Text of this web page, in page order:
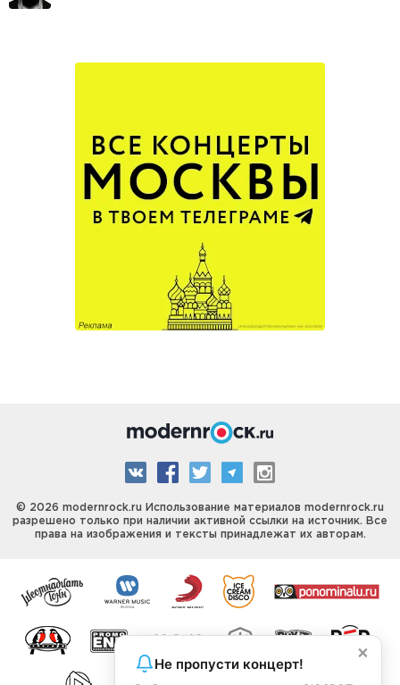
© 2026 modernrock.ru Использование материалов modernrock.ru
разрешено только при наличии активной ссылки на источник. Все
права на изображения и тексты принадлежат их авторам.
×
Не пропусти концерт!